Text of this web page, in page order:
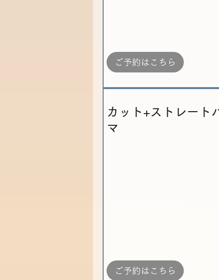
ご予約はこちら
カット+ストレート
マ
ご予約はこちら